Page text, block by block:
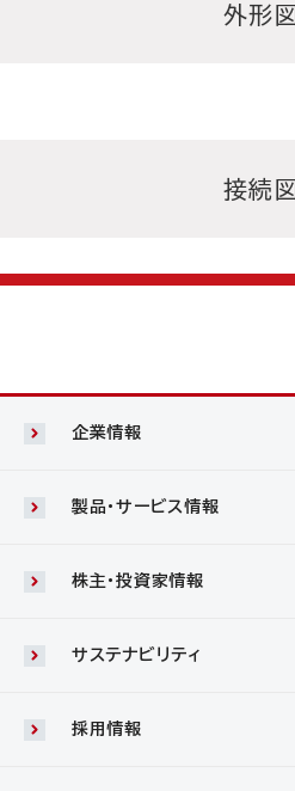
外形図
接続図
企業情報
製品・サービス情報
株主・投資家情報
サステナビリティ
採用情報